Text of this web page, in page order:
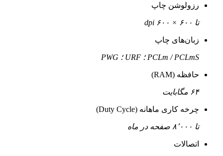
رزولوشن چاپ
تا ۶۰۰ × ۶۰۰ dpi
زبان‌های چاپ
PCLm / PCLmS ؛ URF ؛ PWG
حافظه (RAM)
۶۴ مگابایت
چرخه کاری ماهانه (Duty Cycle)
تا ۸٬۰۰۰ صفحه در ماه
اتصالات